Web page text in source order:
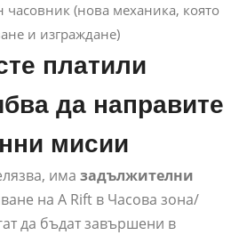
часовник (нова механика, която
и изграждане)
платили
да направите
мисии
има задължителни
на A Rift в Часова зона/
да бъдат завършени в